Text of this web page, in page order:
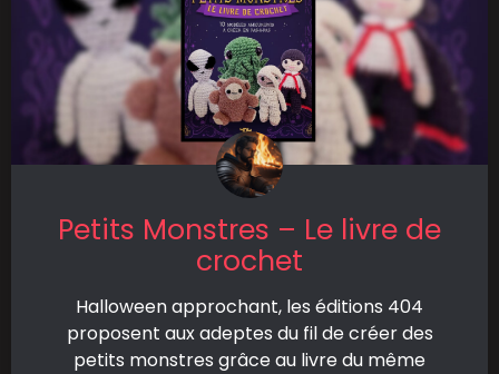
Petits Monstres – Le livre de
crochet
Halloween approchant, les éditions 404
proposent aux adeptes du fil de créer des
petits monstres grâce au livre du même